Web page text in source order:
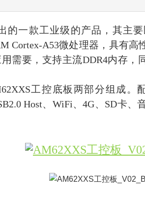
的一款工业级的产品，其主
Cortex-A53微处理器，具有
需要，支持主流DDR4内存
工控底板两部分组成
Host、WiFi、4G、SD卡